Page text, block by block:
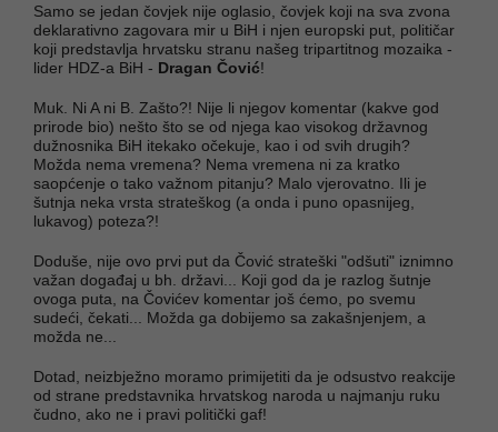
Samo se jedan čovjek nije oglasio, čovjek koji na sva zvona
deklarativno zagovara mir u BiH i njen europski put, političar
koji predstavlja hrvatsku stranu našeg tripartitnog mozaika -
lider HDZ-a BiH - Dragan Čović!
Muk. Ni A ni B. Zašto?! Nije li njegov komentar (kakve god
prirode bio) nešto što se od njega kao visokog državnog
dužnosnika BiH itekako očekuje, kao i od svih drugih?
Možda nema vremena? Nema vremena ni za kratko
saopćenje o tako važnom pitanju? Malo vjerovatno. Ili je
šutnja neka vrsta strateškog (a onda i puno opasnijeg,
lukavog) poteza?!
Doduše, nije ovo prvi put da Čović strateški "odšuti" iznimno
važan događaj u bh. državi... Koji god da je razlog šutnje
ovoga puta, na Čovićev komentar još ćemo, po svemu
sudeći, čekati... Možda ga dobijemo sa zakašnjenjem, a
možda ne...
Dotad, neizbježno moramo primijetiti da je odsustvo reakcije
od strane predstavnika hrvatskog naroda u najmanju ruku
čudno, ako ne i pravi politički gaf!